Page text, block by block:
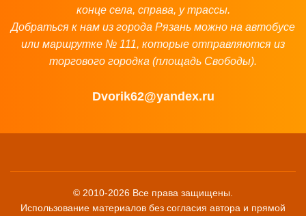
конце села, справа, у трассы.
Добраться к нам из города Рязань можно на автобусе
или маршрутке № 111, которые отправляются из
торгового городка (площадь Свободы).
Dvorik62@yandex.ru
© 2010-2026 Все права защищены.
Использование материалов без согласия автора и прямой